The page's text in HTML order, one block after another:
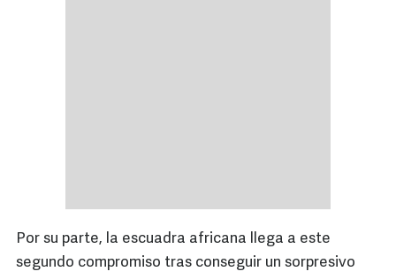
Por su parte, la escuadra africana llega a este
segundo compromiso tras conseguir un sorpresivo